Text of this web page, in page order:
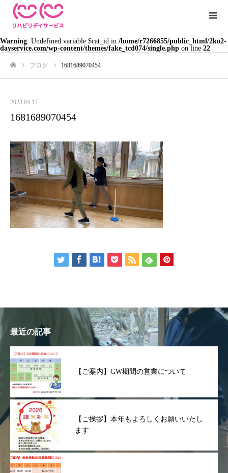
Warning: Undefined variable $cat_id in /home/r7266855/public_html/2ko2-
dayservice.com/wp-content/themes/fake_tcd074/single.php on line 22
ブログ 1681689070454
2023.04.17
1681689070454
最近の記事
【ご案内】GW期間の営業について
【ご挨拶】本年もよろしくお願いいたし
ます